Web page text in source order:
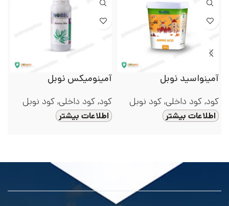
آمینواسید نوبل
کود,کود داخلی,کود نوبل
اطلاعات بیشتر
آمینومیکس نوبل
کود,کود داخلی,کود نوبل
اطلاعات بیشتر